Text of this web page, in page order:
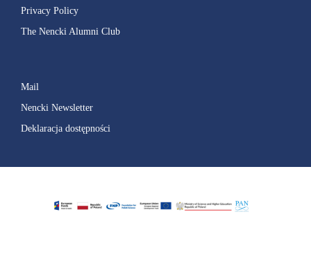
Privacy Policy
The Nencki Alumni Club
Mail
Nencki Newsletter
Deklaracja dostępności